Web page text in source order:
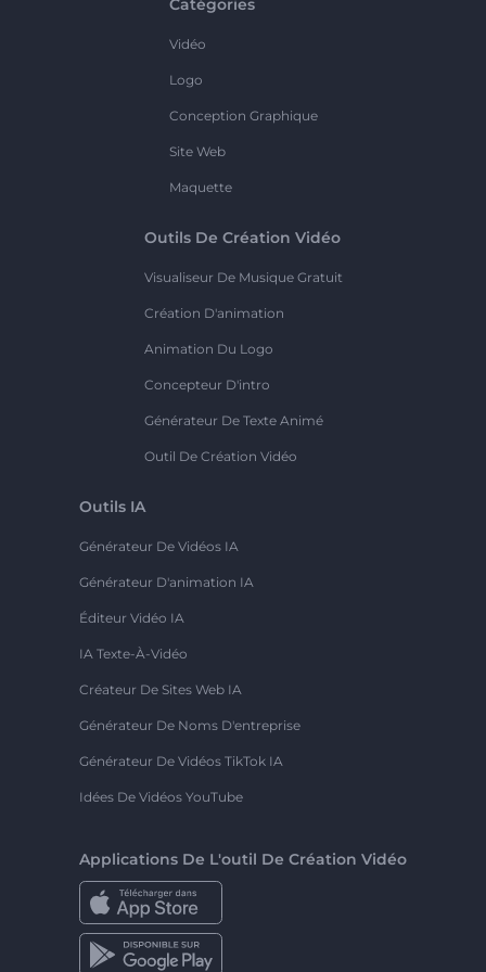
Catégories
Vidéo
Logo
Conception Graphique
Site Web
Maquette
Outils De Création Vidéo
Visualiseur De Musique Gratuit
Création D'animation
Animation Du Logo
Concepteur D'intro
Générateur De Texte Animé
Outil De Création Vidéo
Outils IA
Générateur De Vidéos IA
Générateur D'animation IA
Éditeur Vidéo IA
IA Texte-À-Vidéo
Créateur De Sites Web IA
Générateur De Noms D'entreprise
Générateur De Vidéos TikTok IA
Idées De Vidéos YouTube
Applications De L'outil De Création Vidéo